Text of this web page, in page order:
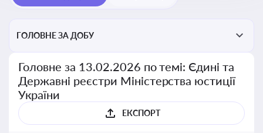
ГОЛОВНЕ ЗА ДОБУ
Головне за 13.02.2026 по темі: Єдині та
Державні реєстри Міністерства юстиції
України
ЕКСПОРТ